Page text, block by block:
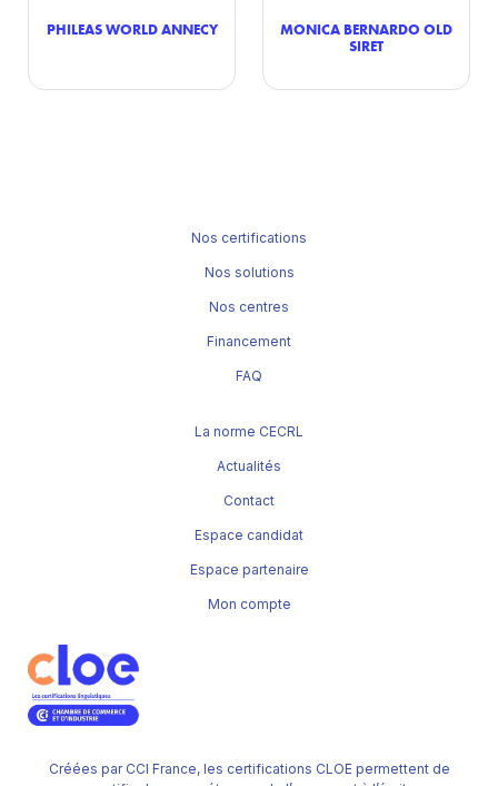
PHILEAS WORLD ANNECY
MONICA BERNARDO OLD
SIRET
Créées par CCI France, les certifications CLOE permettent de
Nos certifications
Nos solutions
Nos centres
Financement
FAQ
La norme CECRL
Actualités
Contact
Espace candidat
Espace partenaire
Mon compte